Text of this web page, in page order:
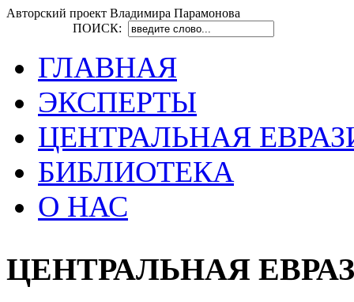
Авторский проект Владимира Парамонова
ПОИСК:
ГЛАВНАЯ
ЭКСПЕРТЫ
ЦЕНТРАЛЬНАЯ
БИБЛИОТЕКА
О НАС
ЦЕНТРАЛЬНАЯ